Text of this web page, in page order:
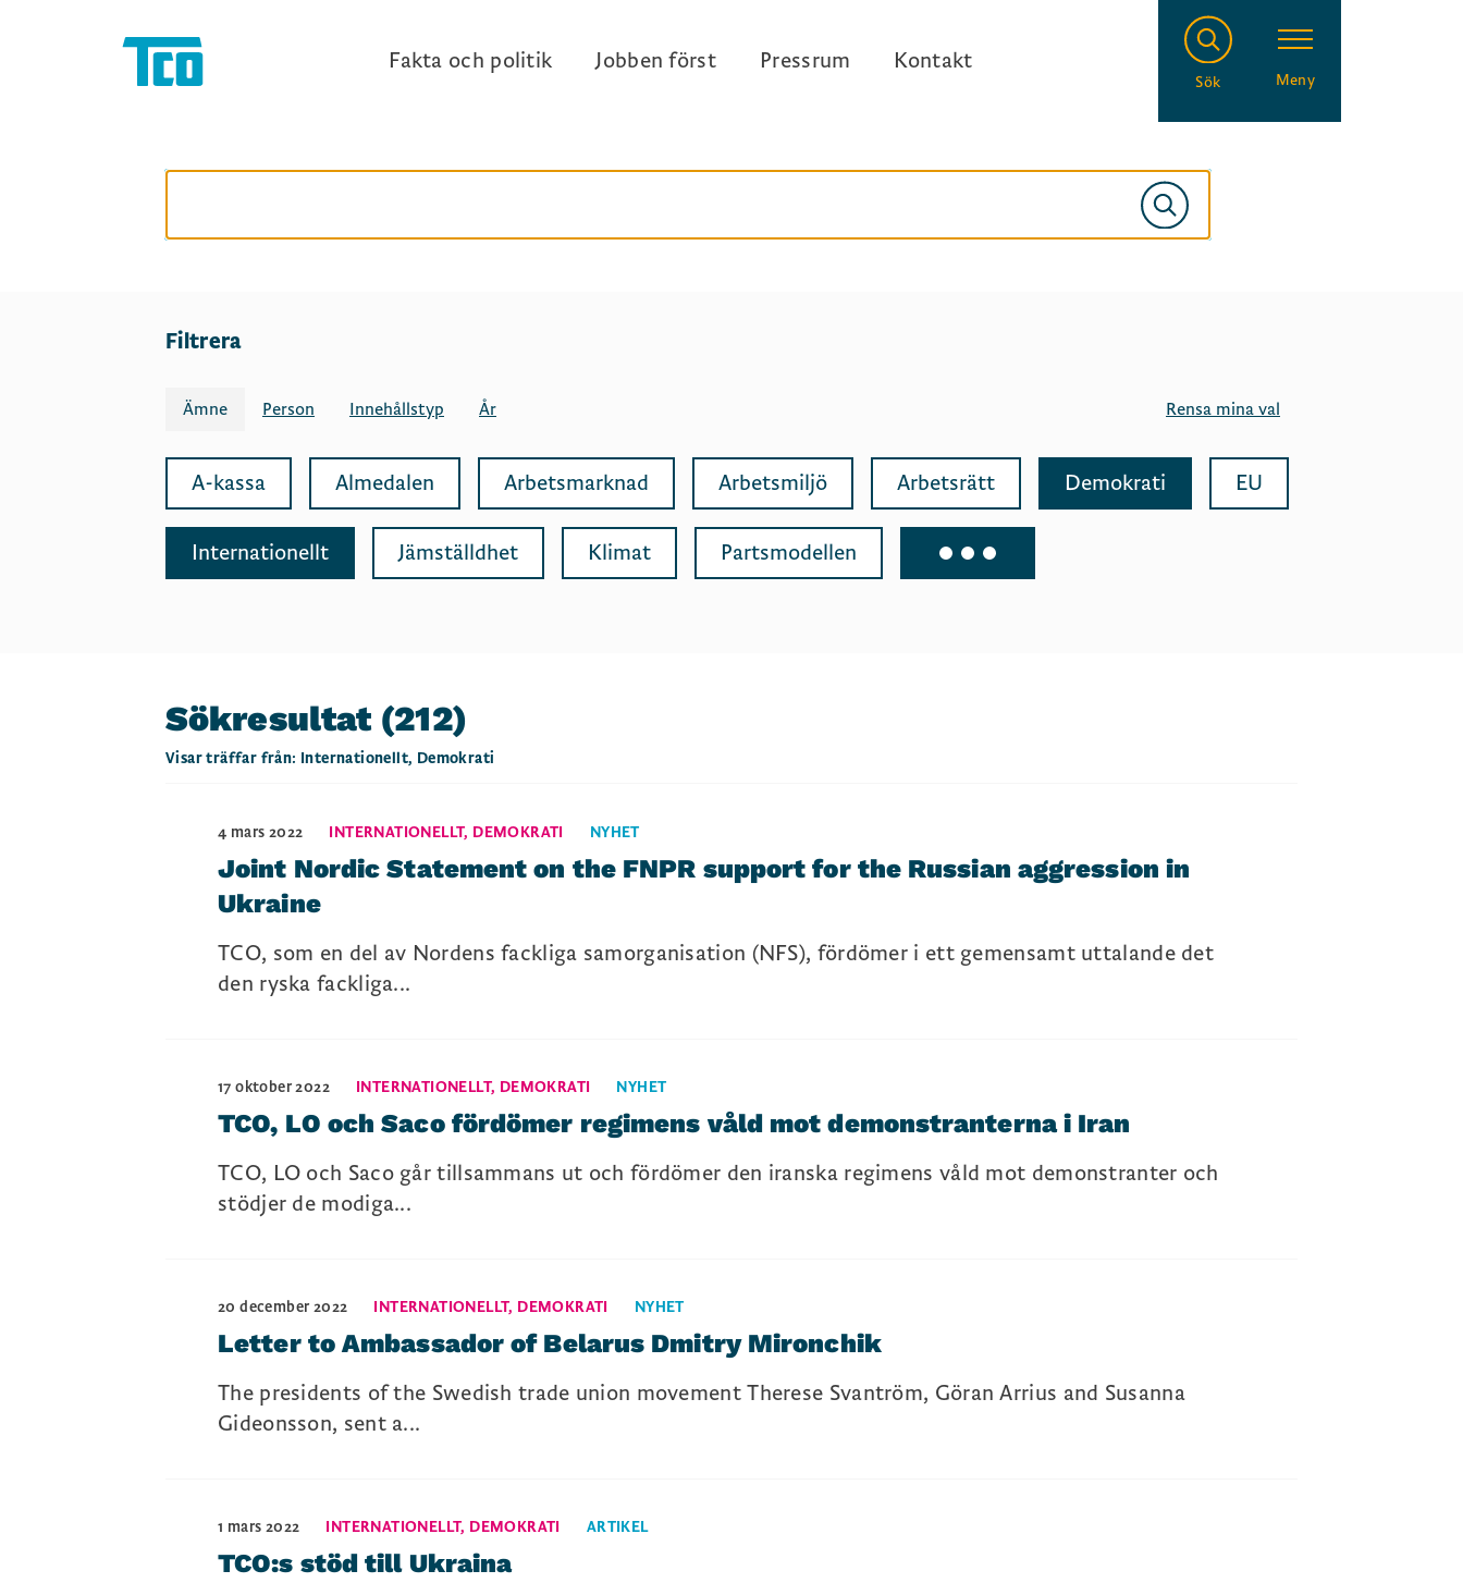
Fakta och politik Jobben först Pressrum Kontakt
Sök Meny
Filtrera
Ämne Person Innehållstyp År Rensa mina val
A-kassa Almedalen Arbetsmarknad Arbetsmiljö Arbetsrätt Demokrati EU
Internationellt Jämställdhet Klimat Partsmodellen
Sökresultat(212)
Visar träffar från: Internationellt Demokrati
4 mars 2022 INTERNATIONELLT, DEMOKRATI NYHET
Joint Nordic Statement on the FNPR support for the Russian aggression in
Ukraine
TCO, som en del av Nordens fackliga samorganisation (NFS), fördömer i ett gemensamt uttalande det
den ryska fackliga...
17 oktober 2022 INTERNATIONELLT, DEMOKRATI NYHET
TCO, LO och Saco fördömer regimens våld mot demonstranterna i Iran
TCO, LO och Saco går tillsammans ut och fördömer den iranska regimens våld mot demonstranter och
stödjer de modiga...
20 december 2022 INTERNATIONELLT, DEMOKRATI NYHET
Letter to Ambassador of Belarus Dmitry Mironchik
The presidents of the Swedish trade union movement Therese Svantröm, Göran Arrius and Susanna
Gideonsson, sent a...
1 mars 2022 INTERNATIONELLT, DEMOKRATI ARTIKEL
TCO:s stöd till Ukraina